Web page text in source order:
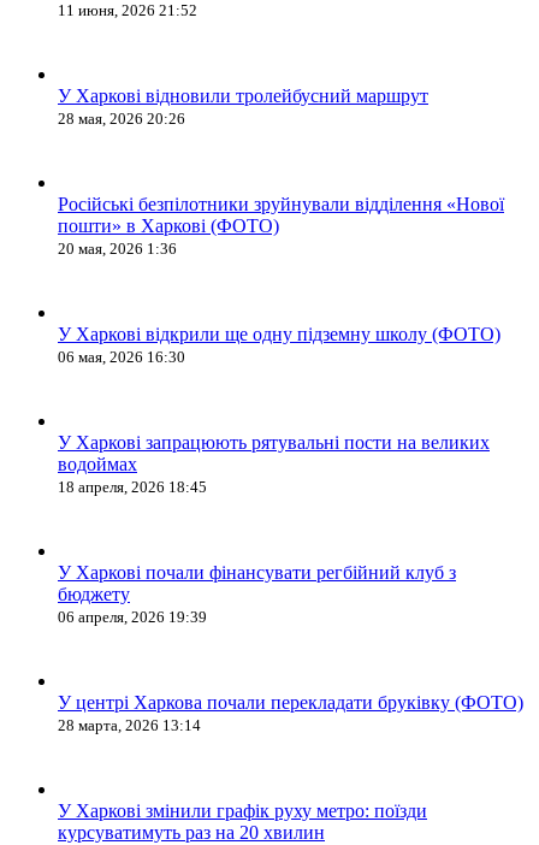
11 июня, 2026 21:52
У Харкові відновили тролейбусний маршрут
28 мая, 2026 20:26
Російські безпілотники зруйнували відділення «Нової
пошти» в Харкові (ФОТО)
20 мая, 2026 1:36
У Харкові відкрили ще одну підземну школу (ФОТО)
06 мая, 2026 16:30
У Харкові запрацюють рятувальні пости на великих
водоймах
18 апреля, 2026 18:45
У Харкові почали фінансувати регбійний клуб з
бюджету
06 апреля, 2026 19:39
У центрі Харкова почали перекладати бруківку (ФОТО)
28 марта, 2026 13:14
У Харкові змінили графік руху метро: поїзди
курсуватимуть раз на 20 хвилин